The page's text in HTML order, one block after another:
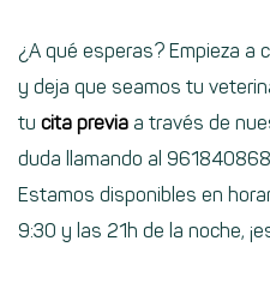
¿A qué esperas? Empieza a
y deja que seamos tu
tu cita previa a través de
duda llamando al
Estamos disponibles en
9:30 y las 21h de la noche,